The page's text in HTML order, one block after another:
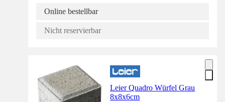
Online bestellbar
Nicht reservierbar
Leier Quadro Würfel Grau
8x8x6cm